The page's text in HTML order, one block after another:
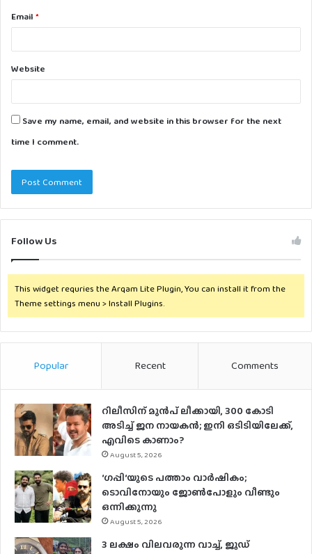
Email *
Website
Save my name, email, and website in this browser for the next
time I comment.
Follow Us
This widget requries the Arqam Lite Plugin, You can install it from the
Theme settings menu > Install Plugins.
Popular Recent Comments
റിലീസിന് മുൻപ് ലീക്കായി, 300 കോടി
അടിച്ച് ജന നായകൻ; ഇനി ഒടിടിയിലേക്ക്,
എവിടെ കാണാം?
August 5, 2026
‘ഗപ്പി‘യുടെ പത്താം വാർഷികം;
ടൊവിനോയും ജോൺപോളും വീണ്ടും
ഒന്നിക്കുന്നു
August 5, 2026
3 ലക്ഷം വിലവരുന്ന വാച്ച്, ജൂഡ്